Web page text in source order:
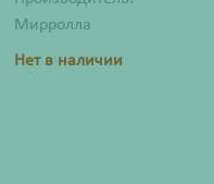
Мирролла
Нет в наличии